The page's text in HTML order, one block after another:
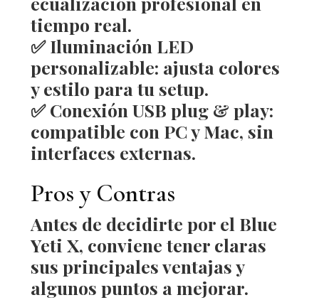
tiempo real.
✅Iluminación LED
personalizable: ajusta colores
y estilo para tu setup.
✅Conexión USB plug & play:
compatible con PC y Mac, sin
interfaces externas.
Pros y Contras
Antes de decidirte por el Blue
Yeti X, conviene tener claras
sus principales ventajas y
algunos puntos a mejorar.